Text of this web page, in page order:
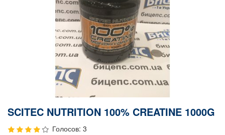
SCITEC NUTRITION 100% CREATINE 1000G
Голосов: 3